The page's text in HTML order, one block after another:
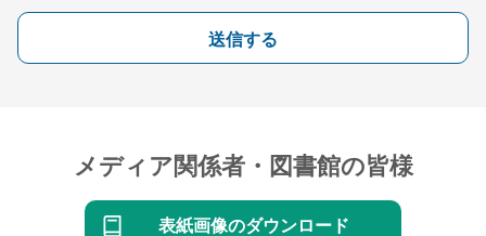
送信する
メディア関係者・図書館の皆様
表紙画像のダウンロード